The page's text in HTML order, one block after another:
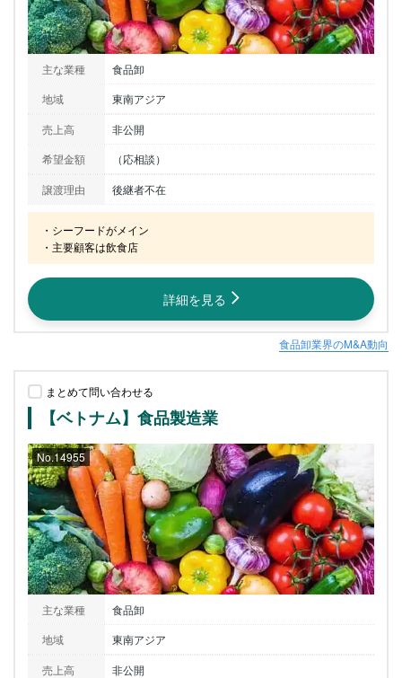
主な業種
食品卸
地域
東南アジア
売上高
非公開
希望金額
（応相談）
譲渡理由
後継者不在
・シーフードがメイン
・主要顧客は飲食店
詳細を見る
食品卸業界のM&A動向
まとめて問い合わせる
【ベトナム】食品製造業
No.14955
主な業種
食品卸
地域
東南アジア
売上高
非公開